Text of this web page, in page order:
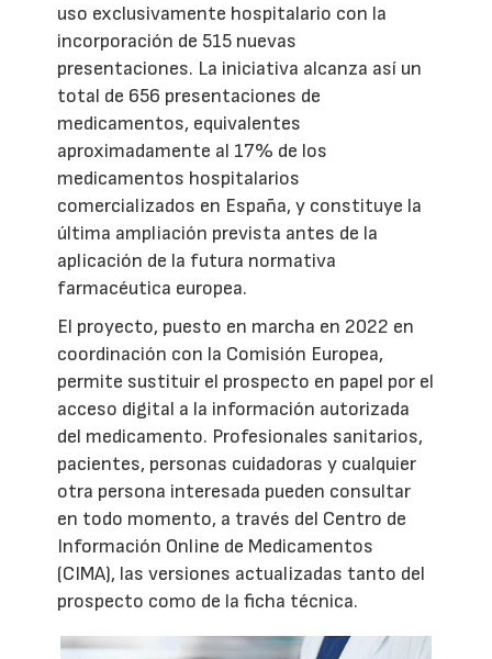
uso exclusivamente hospitalario con la
incorporación de 515 nuevas
presentaciones. La iniciativa alcanza así un
total de 656 presentaciones de
medicamentos, equivalentes
aproximadamente al 17% de los
medicamentos hospitalarios
comercializados en España, y constituye la
última ampliación prevista antes de la
aplicación de la futura normativa
farmacéutica europea.
El proyecto, puesto en marcha en 2022 en
coordinación con la Comisión Europea,
permite sustituir el prospecto en papel por el
acceso digital a la información autorizada
del medicamento. Profesionales sanitarios,
pacientes, personas cuidadoras y cualquier
otra persona interesada pueden consultar
en todo momento, a través del Centro de
Información Online de Medicamentos
(CIMA), las versiones actualizadas tanto del
prospecto como de la ficha técnica.